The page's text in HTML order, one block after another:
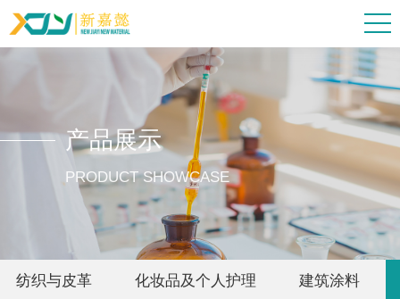
产品展示
PRODUCT SHOWCASE
纺织与皮革 化妆品及个人护理 建筑涂料